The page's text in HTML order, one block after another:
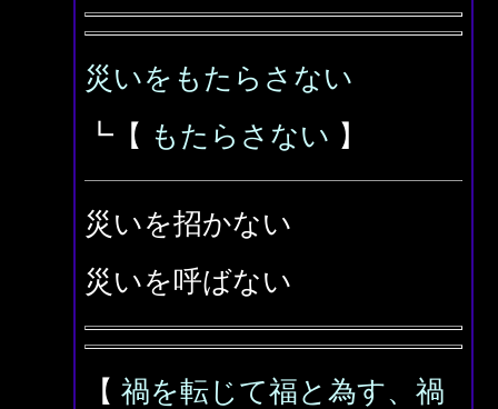
災いをもたらさない
┗【 もたらさない 】
災いを招かない
災いを呼ばない
【 禍を転じて福と為す、禍